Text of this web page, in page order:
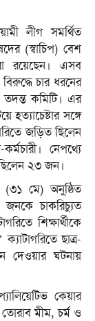
লীগ সমর্থিত
(স্বাচিপ) বেশ
রয়েছেন। এসব
চার ধরনের
তদন্ত কমিটি। এর
হত্যাচেষ্টার সঙ্গে
জড়িত ছিলেন
নেপথ্যে
২৩ জন।
(৩১ মে) অনুষ্ঠিত
জনকে চাকরিচ্যুত
শিক্ষার্থীকে
ছাত্র-
দেওয়ার ঘটনায়
কেয়ার
মীম, চর্ম ও